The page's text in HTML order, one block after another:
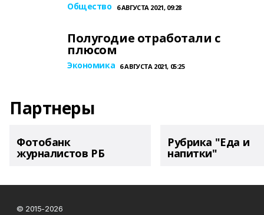
Общество 6 АВГУСТА 2021, 09:28
Полугодие отработали с
плюсом
Экономика 6 АВГУСТА 2021, 05:25
Партнеры
Фотобанк
журналистов РБ
Рубрика "Еда и
напитки"
© 2015-2026